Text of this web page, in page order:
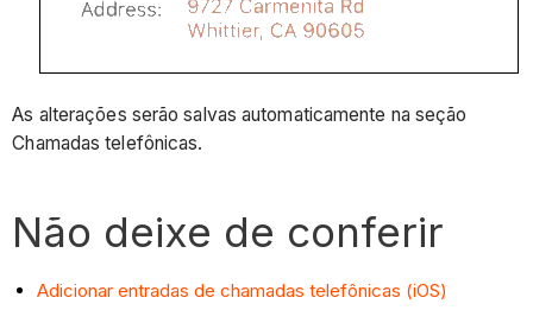
As alterações serão salvas automaticamente na seção
Chamadas telefônicas.
Não deixe de conferir
Adicionar entradas de chamadas telefônicas (iOS)